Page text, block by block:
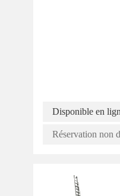
Disponible en
Réservation non